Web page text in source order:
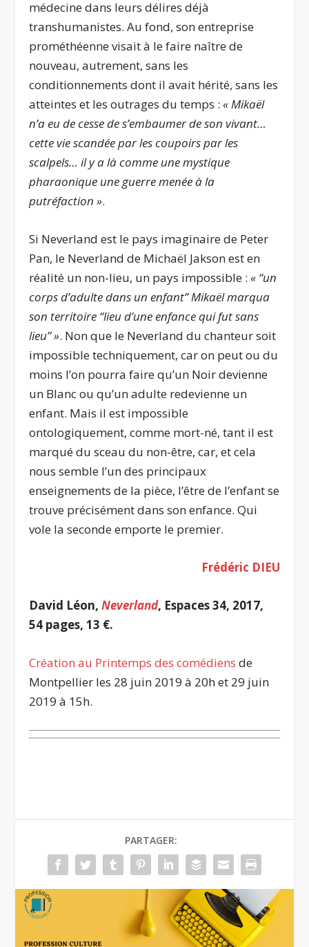
médecine dans leurs délires déjà
transhumanistes. Au fond, son entreprise
prométhéenne visait à le faire naître de
nouveau, autrement, sans les
conditionnements dont il avait hérité, sans les
atteintes et les outrages du temps :« Mikaël
n’a eu de cesse de s’embaumer de son vivant…
cette vie scandée par les coupoirs par les
scalpels… il y a là comme une mystique
pharaonique une guerre menée à la
putréfaction ».
Si Neverland est le pays imaginaire de Peter
Pan, le Neverland de Michaël Jakson est en
réalité un non-lieu, un pays impossible :« “un
corps d’adulte dans un enfant” Mikaël marqua
son territoire “lieu d’une enfance qui fut sans
lieu” ». Non que le Neverland du chanteur soit
impossible techniquement, car on peut ou du
moins l’on pourra faire qu’un Noir devienne
un Blanc ou qu’un adulte redevienne un
enfant. Mais il est impossible
ontologiquement, comme mort-né, tant il est
marqué du sceau du non-être, car, et cela
nous semble l’un des principaux
enseignements de la pièce, l’être de l’enfant se
trouve précisément dans son enfance. Qui
vole la seconde emporte le premier.
Frédéric DIEU
David Léon,Neverland, Espaces 34, 2017,
54 pages, 13 €.
Création au Printemps des comédiens de
Montpellier les 28 juin 2019 à 20h et 29 juin
2019 à 15h.
PARTAGER: